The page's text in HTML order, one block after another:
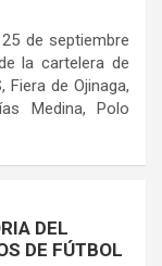
de septiembre
la cartelera de
de Ojinaga,
Medina, Polo
DEL
DE FÚTBOL